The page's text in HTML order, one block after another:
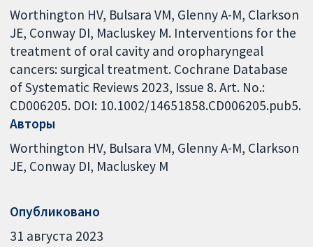
Worthington HV, Bulsara VM, Glenny A-M, Clarkson
JE, Conway DI, Macluskey M. Interventions for the
treatment of oral cavity and oropharyngeal
cancers: surgical treatment. Cochrane Database
of Systematic Reviews 2023, Issue 8. Art. No.:
CD006205. DOI: 10.1002/14651858.CD006205.pub5.
Авторы
Worthington HV Bulsara VM Glenny A-M Clarkson
JE Conway DI Macluskey M
Опубликовано
31 августа 2023